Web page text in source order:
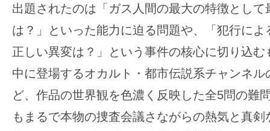
出題されたのは「ガス人間の最大の特徴とし
は？」といった能力に迫る問題や、「犯行に
正しい異変は？」という事件の核心に切り込
中に登場するオカルト・都市伝説系チャンネ
ど、作品の世界観を色濃く反映した全5問の難
もまるで本物の捜査会議さながらの熱気と真